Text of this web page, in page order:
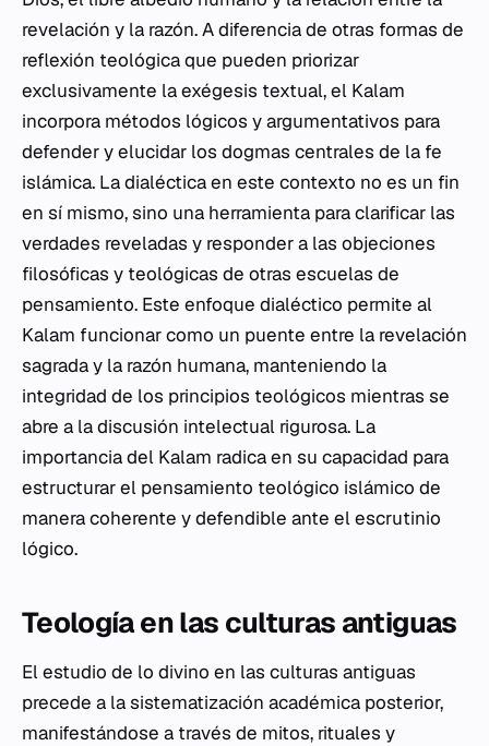
revelación y la razón. A diferencia de otras formas de
reflexión teológica que pueden priorizar
exclusivamente la exégesis textual, el Kalam
incorpora métodos lógicos y argumentativos para
defender y elucidar los dogmas centrales de la fe
islámica. La dialéctica en este contexto no es un fin
en sí mismo, sino una herramienta para clarificar las
verdades reveladas y responder a las objeciones
filosóficas y teológicas de otras escuelas de
pensamiento. Este enfoque dialéctico permite al
Kalam funcionar como un puente entre la revelación
sagrada y la razón humana, manteniendo la
integridad de los principios teológicos mientras se
abre a la discusión intelectual rigurosa. La
importancia del Kalam radica en su capacidad para
estructurar el pensamiento teológico islámico de
manera coherente y defendible ante el escrutinio
lógico.
Teología en las culturas antiguas
El estudio de lo divino en las culturas antiguas
precede a la sistematización académica posterior,
manifestándose a través de mitos, rituales y